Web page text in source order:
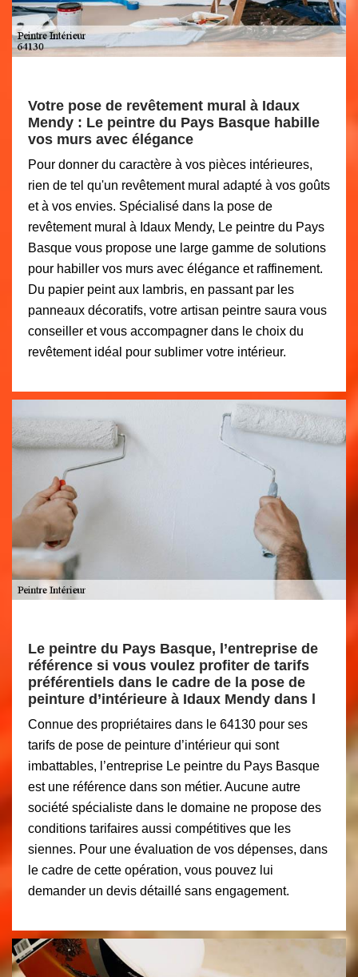
Votre pose de revêtement mural à Idaux
Mendy : Le peintre du Pays Basque habille
vos murs avec élégance
Pour donner du caractère à vos pièces intérieures,
rien de tel qu'un revêtement mural adapté à vos goûts
et à vos envies. Spécialisé dans la pose de
revêtement mural à Idaux Mendy, Le peintre du Pays
Basque vous propose une large gamme de solutions
pour habiller vos murs avec élégance et raffinement.
Du papier peint aux lambris, en passant par les
panneaux décoratifs, votre artisan peintre saura vous
conseiller et vous accompagner dans le choix du
revêtement idéal pour sublimer votre intérieur.
Le peintre du Pays Basque, l’entreprise de
référence si vous voulez profiter de tarifs
préférentiels dans le cadre de la pose de
peinture d’intérieure à Idaux Mendy dans l
Connue des propriétaires dans le 64130 pour ses
tarifs de pose de peinture d’intérieur qui sont
imbattables, l’entreprise Le peintre du Pays Basque
est une référence dans son métier. Aucune autre
société spécialiste dans le domaine ne propose des
conditions tarifaires aussi compétitives que les
siennes. Pour une évaluation de vos dépenses, dans
le cadre de cette opération, vous pouvez lui
demander un devis détaillé sans engagement.